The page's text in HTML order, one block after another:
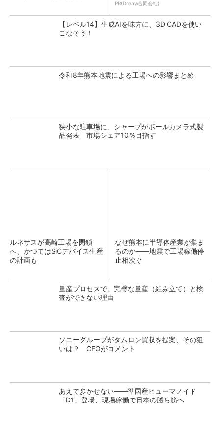
PR(Dreaw合同会社)
【レベル14】生成AIを味方に、3D CADを使い
こなそう！
令和8年熊本地震による工場への影響まとめ
狭小な駐車場に、シャープがポールカメラ式製
品発表 市場シェア10％目指す
ルネサスが高崎工場を閉鎖
へ、かつてはSiCデバイス生産
の計画も
なぜ熊本に半導体産業が集ま
るのか――地震で工場稼働停
止相次ぐ
量産プロセスで、完璧な量産（組み立て）と検
査ができない理由
ソニーグループがタムロン買収を提案、その狙
いは？ CFOがコメント
あえて歩かせない――準国産ヒューマノイド
「D1」登場、現場稼働で日本の勝ち筋へ